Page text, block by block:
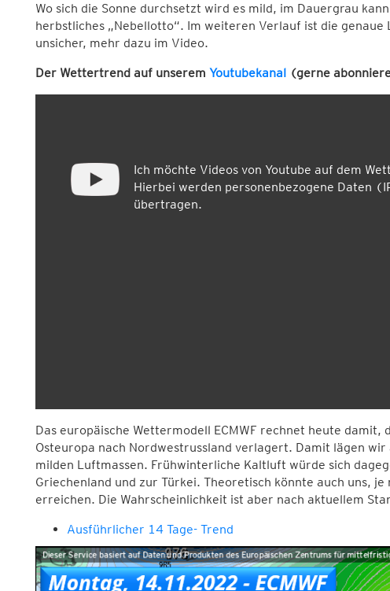
Wo sich die Sonne durchsetzt wird es mild, im Dauergrau
herbstliches „Nebellotto“. Im weiteren Verlauf ist die genaue
unsicher, mehr dazu im Video.
Der Wettertrend auf unserem Youtubekanal (gerne
Ich möchte Videos von Youtube auf dem
Hierbei werden personenbezogene Daten
übertragen.
Das europäische Wettermodell ECMWF rechnet heute damit,
Osteuropa nach Nordwestrussland verlagert. Damit lägen
milden Luftmassen. Frühwinterliche Kaltluft würde sich
Griechenland und zur Türkei. Theoretisch könnte auch uns,
erreichen. Die Wahrscheinlichkeit ist aber nach aktuellem
Ausführlicher 14 Tage- Trend